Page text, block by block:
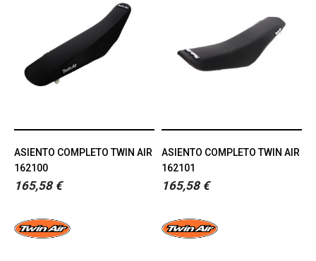
ASIENTO COMPLETO TWIN AIR
162100
165,58 €
ASIENTO COMPLETO TWIN AIR
162101
165,58 €